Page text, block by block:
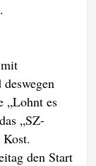
„Lohnt es
„SZ-
den Start